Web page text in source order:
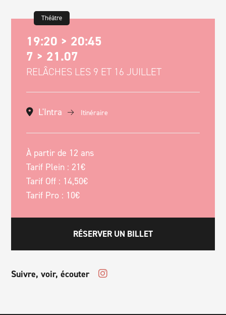
Théâtre
19:20 > 20:45
7 > 21.07
RELÂCHES LES 9 ET 16 JUILLET
L'Intra Itinéraire
À partir de 12 ans
Tarif Plein : 21€
Tarif Off : 14,50€
Tarif Pro : 10€
RÉSERVER UN BILLET
Suivre, voir, écouter